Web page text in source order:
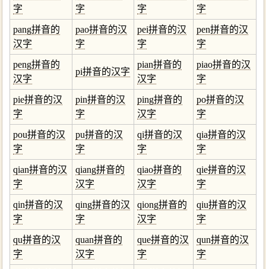
字
字
字
字
pang拼音的
汉字
pao拼音的汉
字
pei拼音的汉
字
pen拼音的汉
字
peng拼音的
汉字
pi拼音的汉字
pian拼音的
汉字
piao拼音的汉
字
pie拼音的汉
字
pin拼音的汉
字
ping拼音的
汉字
po拼音的汉
字
pou拼音的汉
字
pu拼音的汉
字
qi拼音的汉
字
qia拼音的汉
字
qian拼音的汉
字
qiang拼音的
汉字
qiao拼音的
汉字
qie拼音的汉
字
qin拼音的汉
字
qing拼音的汉
字
qiong拼音的
汉字
qiu拼音的汉
字
qu拼音的汉
字
quan拼音的
汉字
que拼音的汉
字
qun拼音的汉
字